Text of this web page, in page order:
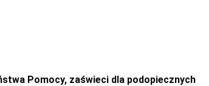
Pomocy, zaświeci dla podopiecznych